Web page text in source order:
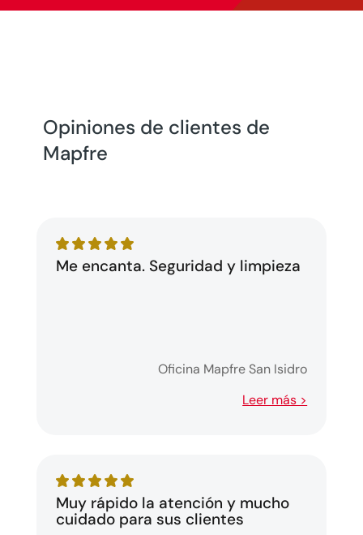
Opiniones de clientes de
Mapfre
Muy rápido la atención y mucho
cuidado para sus clientes
Me encanta. Seguridad y limpieza
Oficina Mapfre San Isidro
Leer más >